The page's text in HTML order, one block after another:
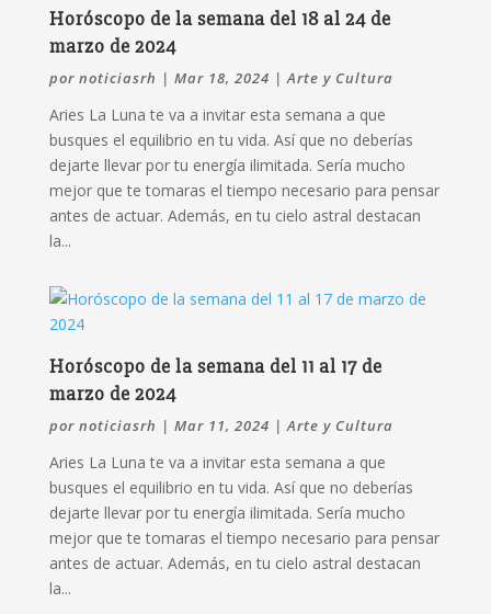
Horóscopo de la semana del 18 al 24 de
marzo de 2024
por noticiasrh | Mar 18, 2024 |Arte y Cultura
Aries La Luna te va a invitar esta semana a que
busques el equilibrio en tu vida. Así que no deberías
dejarte llevar por tu energía ilimitada. Sería mucho
mejor que te tomaras el tiempo necesario para pensar
antes de actuar. Además, en tu cielo astral destacan
la...
Horóscopo de la semana del 11 al 17 de
marzo de 2024
por noticiasrh | Mar 11, 2024 |Arte y Cultura
Aries La Luna te va a invitar esta semana a que
busques el equilibrio en tu vida. Así que no deberías
dejarte llevar por tu energía ilimitada. Sería mucho
mejor que te tomaras el tiempo necesario para pensar
antes de actuar. Además, en tu cielo astral destacan
la...